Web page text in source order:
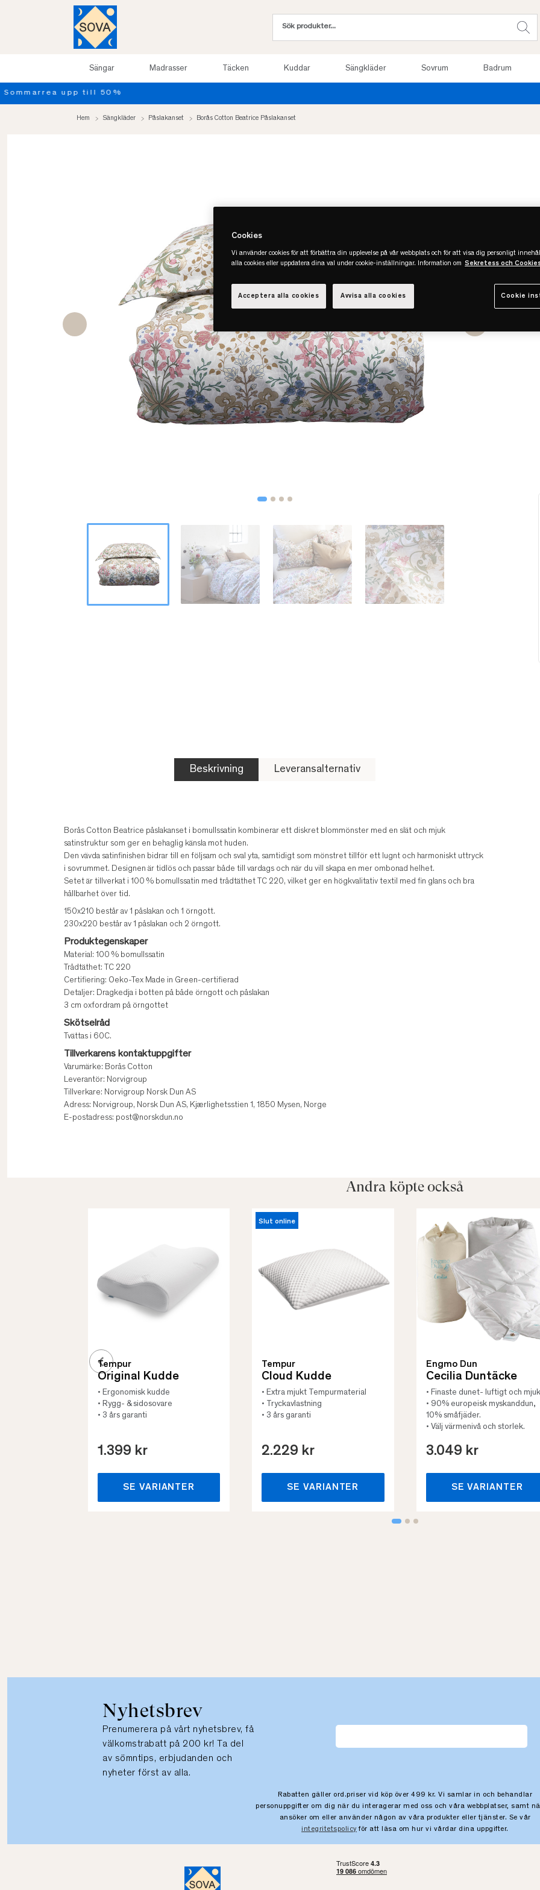
Sängar Madrasser Täcken Kuddar Sängkläder Sovrum Badrum
Hem Sängkläder Påslakanset Borås Cotton Beatrice Påslakanset
Beskrivning Leveransalternativ
Borås Cotton Beatrice påslakanset i bomullssatin kombinerar ett diskret blommönster med en slät och mjuk
satinstruktur som ger en behaglig känsla mot huden.
Den vävda satinfinishen bidrar till en följsam och sval yta, samtidigt som mönstret tillför ett lugnt och harmoniskt uttryck
i sovrummet. Designen är tidlös och passar både till vardags och när du vill skapa en mer ombonad helhet.
Setet är tillverkat i 100 % bomullssatin med trådtäthet TC 220, vilket ger en högkvalitativ textil med fin glans och bra
hållbarhet över tid.
150x210 består av 1 påslakan och 1 örngott.
230x220 består av 1 påslakan och 2 örngott.
Produktegenskaper
Material: 100 % bomullssatin
Trådtäthet: TC 220
Certifiering: Oeko-Tex Made in Green-certifierad
Detaljer: Dragkedja i botten på både örngott och påslakan
3 cm oxfordram på örngottet
Skötselråd
Tvättas i 60C.
Tillverkarens kontaktuppgifter
Varumärke: Borås Cotton
Leverantör: Norvigroup
Tillverkare: Norvigroup Norsk Dun AS
Adress: Norvigroup, Norsk Dun AS, Kjærlighetsstien 1, 1850 Mysen, Norge
E-postadress: post@norskdun.no
Andra köpte också
Tempur
Original Kudde
• Ergonomisk kudde
• Rygg- & sidosovare
• 3 års garanti
1.399 kr
SE VARIANTER
Slut online
Tempur
Cloud Kudde
• Extra mjukt Tempurmaterial
• Tryckavlastning
• 3 års garanti
2.229 kr
SE VARIANTER
Engmo Dun
Cecilia Duntäcke
• Finaste dunet- luftigt och
• 90% europeisk myskanddun,
10% småfjäder.
• Välj värmenivå och storlek.
3.049 kr
SE VARIANTER
Nyhetsbrev
Prenumerera på vårt nyhetsbrev, få
välkomstrabatt på 200 kr! Ta del
av sömntips, erbjudanden och
nyheter först av alla.
Rabatten gäller ord.priser vid köp över 499 kr. Vi samlar in och behandlar
personuppgifter om dig när du interagerar med oss och våra webbplatser, samt
ansöker om eller använder någon av våra produkter eller tjänster. Se vår
integritetspolicy för att läsa om hur vi vårdar dina uppgifter.
Cookies
Vi använder cookies för att förbättra din upplevelse på vår webbplats och för att visa dig personligt
alla cookies eller uppdatera dina val under cookie-inställningar. Information om Sekretess och
Cookie
Avvisa alla cookies
Acceptera alla cookies